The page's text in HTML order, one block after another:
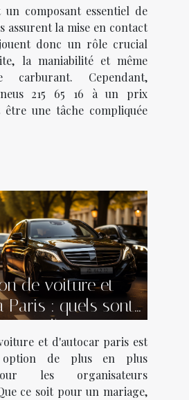
un composant essentiel de
assurent la mise en contact
donc un rôle crucial
la maniabilité et même
carburant. Cependant,
215 65 16 à un prix
être une tâche compliquée
de voiture et
Paris : quels sont
d'y recourir
événement ?
et d'autocar paris est
option de plus en plus
les organisateurs
ce soit pour un mariage,